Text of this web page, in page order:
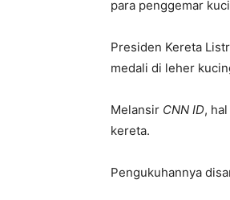
para penggemar
Presiden Kereta
medali di leher
Melansir CNN ID,
kereta.
Pengukuhannya